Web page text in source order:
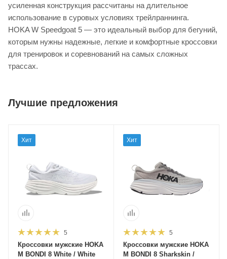
усиленная конструкция рассчитаны на длительное
использование в суровых условиях трейлраннинга.
HOKA W Speedgoat 5 — это идеальный выбор для бегуний,
которым нужны надежные, легкие и комфортные кроссовки
для тренировок и соревнований на самых сложных
трассах.
Лучшие предложения
Хит
5
Кроссовки мужские HOKA
M BONDI 8 White / White
Хит
5
Кроссовки мужские HOKA
M BONDI 8 Sharkskin /